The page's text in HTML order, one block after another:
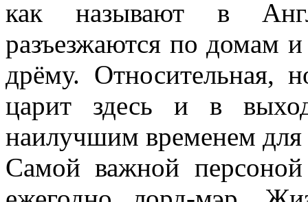
как называют в
разъезжаются по домам
дрёму. Относительная,
царит здесь и в
наилучшим временем для
Самой важной